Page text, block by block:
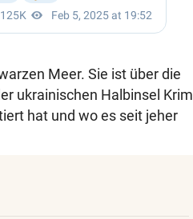
Meer. Sie ist über die
ukrainischen Halbinsel Krim
hat und wo es seit jeher